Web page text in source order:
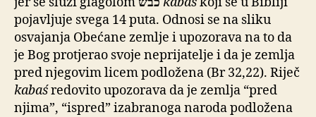
pojavljuje svega 14 puta. Odnosi se na sliku
osvajanja Obećane zemlje i upozorava na to da
je Bog protjerao svoje neprijatelje i da je zemlja
pred njegovim licem podložena (Br 32,22). Riječ
kabaśredovito upozorava da je zemlja “pred
njima”, “ispred” izabranoga naroda podložena